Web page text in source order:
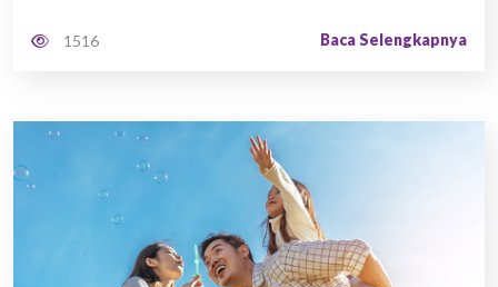
1516 Baca Selengkapnya